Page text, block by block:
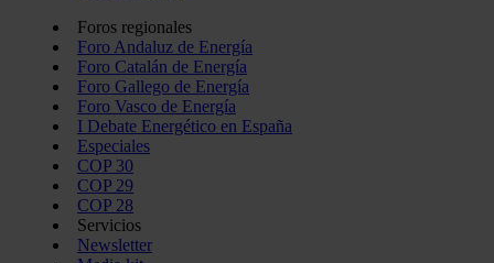
Foros regionales
Foro Andaluz de Energía
Foro Catalán de Energía
Foro Gallego de Energía
Foro Vasco de Energía
I Debate Energético en España
Especiales
COP 30
COP 29
COP 28
Servicios
Newsletter